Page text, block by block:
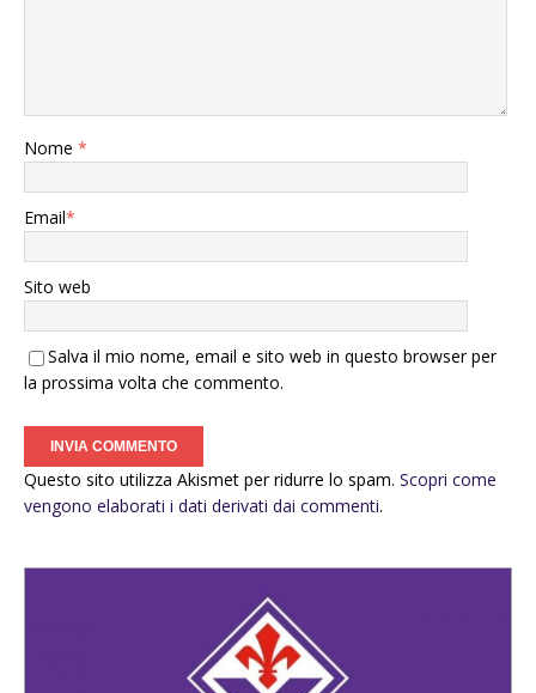
Nome *
Email*
Sito web
Salva il mio nome, email e sito web in questo browser per
la prossima volta che commento.
Questo sito utilizza Akismet per ridurre lo spam. Scopri come
vengono elaborati i dati derivati dai commenti.